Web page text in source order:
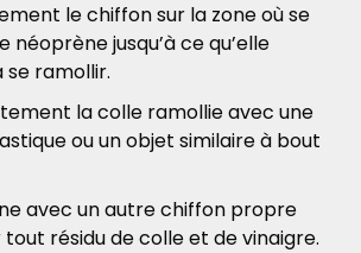
le chiffon sur la zone où se
néoprène jusqu’à ce qu’elle
ramollir.
la colle ramollie avec une
ou un objet similaire à bout
avec un autre chiffon propre
résidu de colle et de vinaigre.